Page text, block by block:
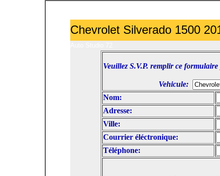
Chevrolet Silverado 1500
Veuillez S.V.P. remplir ce
Vehicule:
Nom:
Adresse:
Ville:
Courrier éléctronique:
Téléphone: